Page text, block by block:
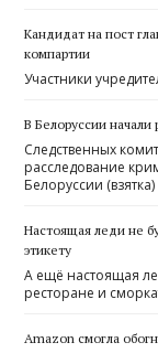
Кандидат на пост
компартии
Участники
В Белоруссии
Следственных
расследование
Белоруссии
Настоящая леди не
этикету
А ещё настоящая
ресторане и
Amazon смогла